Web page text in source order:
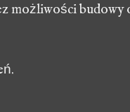
możliwości
.